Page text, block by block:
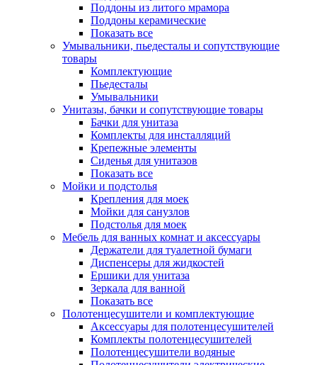
Поддоны из литого мрамора
Поддоны керамические
Показать все
Умывальники, пьедесталы и сопутствующие
товары
Комплектующие
Пьедесталы
Умывальники
Унитазы, бачки и сопутствующие товары
Бачки для унитаза
Комплекты для инсталляций
Крепежные элементы
Сиденья для унитазов
Показать все
Мойки и подстолья
Крепления для моек
Мойки для санузлов
Подстолья для моек
Мебель для ванных комнат и аксессуары
Держатели для туалетной бумаги
Диспенсеры для жидкостей
Ершики для унитаза
Зеркала для ванной
Показать все
Полотенцесушители и комплектующие
Аксессуары для полотенцесушителей
Комплекты полотенцесушителей
Полотенцесушители водяные